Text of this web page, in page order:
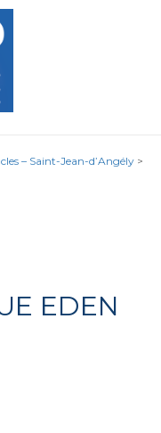
– Saint-Jean-d’Angély >
EDEN